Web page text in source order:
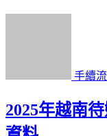
手續
2025年越南